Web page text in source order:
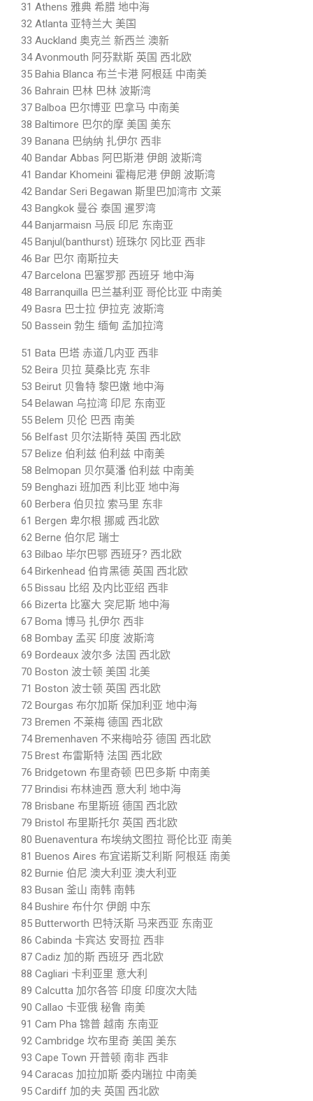
31 Athens 雅典 希腊 地中海
32 Atlanta 亚特兰大 美国
33 Auckland 奥克兰 新西兰 澳新
34 Avonmouth 阿芬默斯 英国 西北欧
35 Bahia Blanca 布兰卡港 阿根廷 中南美
36 Bahrain 巴林 巴林 波斯湾
37 Balboa 巴尔博亚 巴拿马 中南美
38 Baltimore 巴尔的摩 美国 美东
39 Banana 巴纳纳 扎伊尔 西非
40 Bandar Abbas 阿巴斯港 伊朗 波斯湾
41 Bandar Khomeini 霍梅尼港 伊朗 波斯湾
42 Bandar Seri Begawan 斯里巴加湾市 文莱
43 Bangkok 曼谷 泰国 暹罗湾
44 Banjarmaisn 马辰 印尼 东南亚
45 Banjul(banthurst) 班珠尔 冈比亚 西非
46 Bar 巴尔 南斯拉夫
47 Barcelona 巴塞罗那 西班牙 地中海
48 Barranquilla 巴兰基利亚 哥伦比亚 中南美
49 Basra 巴士拉 伊拉克 波斯湾
50 Bassein 勃生 缅甸 孟加拉湾
51 Bata 巴塔 赤道几内亚 西非
52 Beira 贝拉 莫桑比克 东非
53 Beirut 贝鲁特 黎巴嫩 地中海
54 Belawan 乌拉湾 印尼 东南亚
55 Belem 贝伦 巴西 南美
56 Belfast 贝尔法斯特 英国 西北欧
57 Belize 伯利兹 伯利兹 中南美
58 Belmopan 贝尔莫潘 伯利兹 中南美
59 Benghazi 班加西 利比亚 地中海
60 Berbera 伯贝拉 索马里 东非
61 Bergen 卑尔根 挪威 西北欧
62 Berne 伯尔尼 瑞士
63 Bilbao 毕尔巴鄂 西班牙? 西北欧
64 Birkenhead 伯肯黑德 英国 西北欧
65 Bissau 比绍 及内比亚绍 西非
66 Bizerta 比塞大 突尼斯 地中海
67 Boma 博马 扎伊尔 西非
68 Bombay 孟买 印度 波斯湾
69 Bordeaux 波尔多 法国 西北欧
70 Boston 波士顿 美国 北美
71 Boston 波士顿 英国 西北欧
72 Bourgas 布尔加斯 保加利亚 地中海
73 Bremen 不莱梅 德国 西北欧
74 Bremenhaven 不来梅哈芬 德国 西北欧
75 Brest 布雷斯特 法国 西北欧
76 Bridgetown 布里奇顿 巴巴多斯 中南美
77 Brindisi 布林迪西 意大利 地中海
78 Brisbane 布里斯班 德国 西北欧
79 Bristol 布里斯托尔 英国 西北欧
80 Buenaventura 布埃纳文图拉 哥伦比亚 南美
81 Buenos Aires 布宜诺斯艾利斯 阿根廷 南美
82 Burnie 伯尼 澳大利亚 澳大利亚
83 Busan 釜山 南韩 南韩
84 Bushire 布什尔 伊朗 中东
85 Butterworth 巴特沃斯 马来西亚 东南亚
86 Cabinda 卡宾达 安哥拉 西非
87 Cadiz 加的斯 西班牙 西北欧
88 Cagliari 卡利亚里 意大利
89 Calcutta 加尔各答 印度 印度次大陆
90 Callao 卡亚俄 秘鲁 南美
91 Cam Pha 锦普 越南 东南亚
92 Cambridge 坎布里奇 美国 美东
93 Cape Town 开普顿 南非 西非
94 Caracas 加拉加斯 委内瑞拉 中南美
95 Cardiff 加的夫 英国 西北欧